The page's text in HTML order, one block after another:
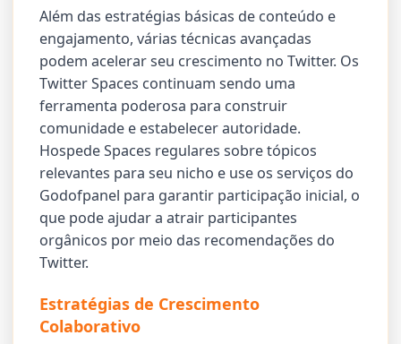
Além das estratégias básicas de conteúdo e
engajamento, várias técnicas avançadas
podem acelerar seu crescimento no Twitter. Os
Twitter Spaces continuam sendo uma
ferramenta poderosa para construir
comunidade e estabelecer autoridade.
Hospede Spaces regulares sobre tópicos
relevantes para seu nicho e use os serviços do
Godofpanel para garantir participação inicial, o
que pode ajudar a atrair participantes
orgânicos por meio das recomendações do
Twitter.
Estratégias de Crescimento
Colaborativo